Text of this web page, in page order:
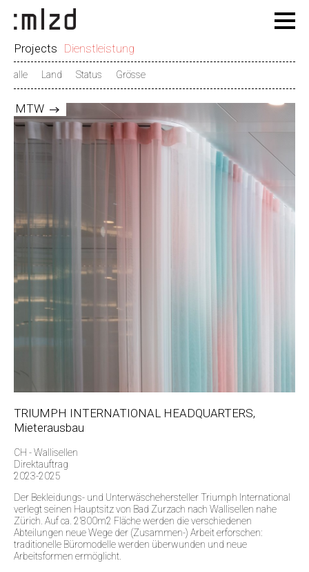
Projects Dienstleistung
alle Land Status Grösse
MTW
TRIUMPH INTERNATIONAL HEADQUARTERS,
Mieterausbau
CH - Wallisellen
Direktauftrag
2023-2025
Der Bekleidungs- und Unterwäschehersteller Triumph International
verlegt seinen Hauptsitz von Bad Zurzach nach Wallisellen nahe
Zürich. Auf ca. 2’800m2 Fläche werden die verschiedenen
Abteilungen neue Wege der (Zusammen-) Arbeit erforschen:
traditionelle Büromodelle werden überwunden und neue
Arbeitsformen ermöglicht.